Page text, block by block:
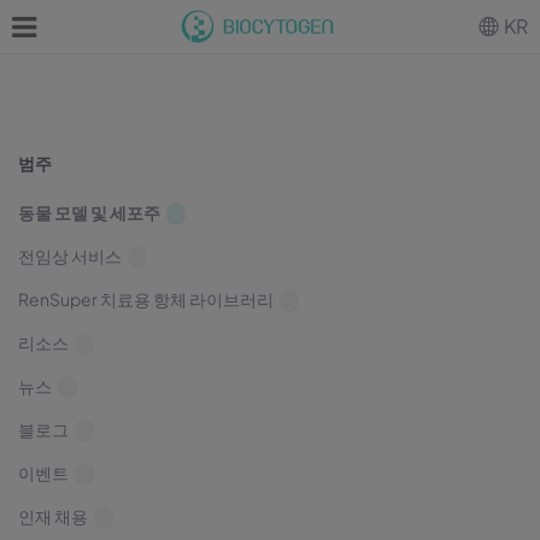
범주
동물 모델 및 세포주
전임상 서비스
RenSuper 치료용 항체 라이브러리
리소스
뉴스
블로그
이벤트
인재 채용
KR